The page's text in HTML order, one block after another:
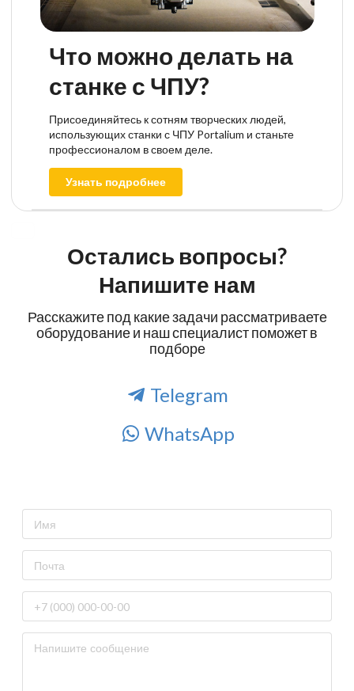
Что можно делать на
станке с ЧПУ?
Присоединяйтесь к сотням творческих людей,
использующих станки с ЧПУ Portalium и станьте
профессионалом в своем деле.
Узнать подробнее
Остались вопросы?
Напишите нам
Расскажите под какие задачи рассматриваете
оборудование и наш специалист поможет в
подборе
Telegram
WhatsApp